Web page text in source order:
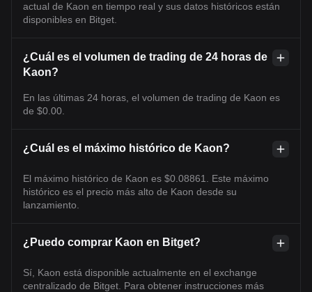
actual de Kaon en tiempo real y sus datos históricos están
disponibles en Bitget.
¿Cuál es el volumen de trading de 24 horas de
Kaon?
En las últimas 24 horas, el volumen de trading de Kaon es
de $0.00.
¿Cuál es el máximo histórico de Kaon?
El máximo histórico de Kaon es $0.08861. Este máximo
histórico es el precio más alto de Kaon desde su
lanzamiento.
¿Puedo comprar Kaon en Bitget?
Sí, Kaon está disponible actualmente en el exchange
centralizado de Bitget. Para obtener instrucciones más